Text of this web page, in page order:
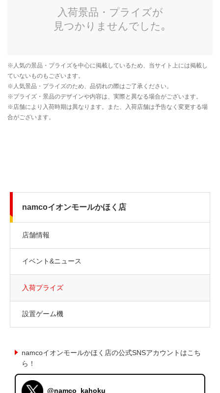
namcoイオンモールかほく店
店舗情報
イベント&ニュース
入荷プライズ
設置ゲーム機
namcoイオンモールかほく店の公式SNSアカウントはこち
ら！
@namco_kahoku